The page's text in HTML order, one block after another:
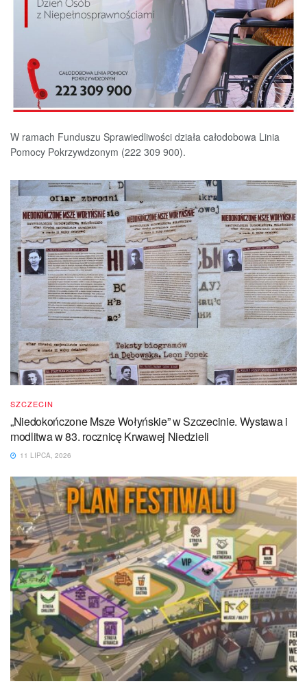
W ramach Funduszu Sprawiedliwości działa całodobowa Linia
Pomocy Pokrzywdzonym (222 309 900).
SZCZECIN
„Niedokończone Msze Wołyńskie” w Szczecinie. Wystawa i
modlitwa w 83. rocznicę Krwawej Niedzieli
11 LIPCA, 2026